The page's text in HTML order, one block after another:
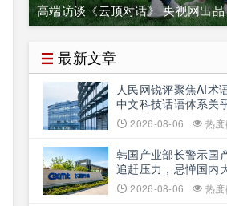
高端访谈《云顶对话》 央视网出品
最新文章
人民网锐评聚焦AI术
中文科技话语体系关
权争夺
2026-08-06 热
韩国产业部长警示国
追赶压力，忌惮国内
体，呼吁加码本土资
流失
2026-08-06 热